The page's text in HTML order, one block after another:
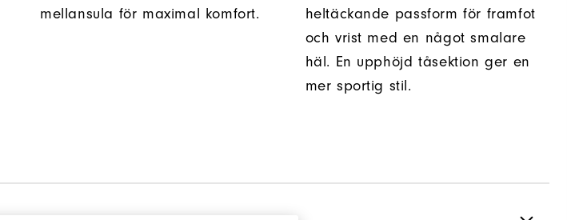
mellansula för maximal komfort.
heltäckande passform för framfot
och vrist med en något smalare
häl. En upphöjd tåsektion ger en
mer sportig stil.